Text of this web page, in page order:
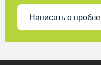
Написать о